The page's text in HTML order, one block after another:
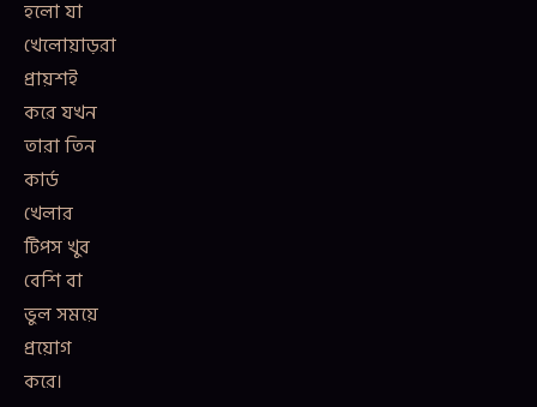
হলো যা
খেলোয়াড়রা
প্রায়শই
করে যখন
তারা তিন
কার্ড
খেলার
টিপস খুব
বেশি বা
ভুল সময়ে
প্রয়োগ
করে।